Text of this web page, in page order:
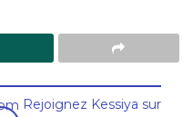
Rejoignez Kessiya sur